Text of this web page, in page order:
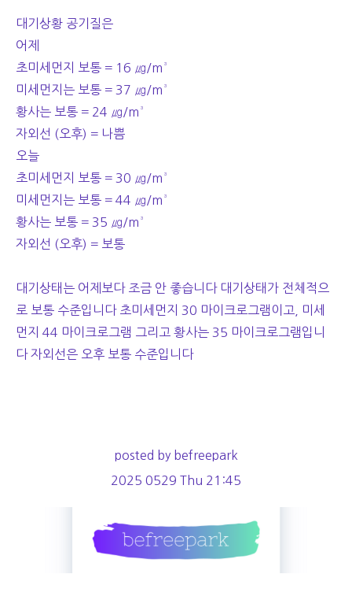
대기상황 공기질은
어제
초미세먼지 보통 = 16 ㎍/m³
미세먼지는 보통 = 37 ㎍/m³
황사는 보통 = 24 ㎍/m³
자외선 (오후) = 나쁨
오늘
초미세먼지 보통 = 30 ㎍/m³
미세먼지는 보통 = 44 ㎍/m³
황사는 보통 = 35 ㎍/m³
자외선 (오후) = 보통
대기상태는 어제보다 조금 안 좋습니다 대기상태가 전체적으
로 보통 수준입니다 초미세먼지 30 마이크로그램이고, 미세
먼지 44 마이크로그램 그리고 황사는 35 마이크로그램입니
다 자외선은 오후 보통 수준입니다
posted by befreepark
2025 0529 Thu 21:45